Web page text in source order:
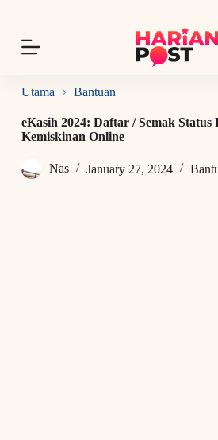
p
o
n
n
Utama Bantuan
eKasih 2024: Daftar / Semak Status
Kemiskinan Online
Nas January 27, 2024